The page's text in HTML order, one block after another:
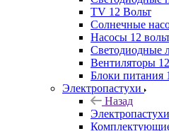
TV 12 Вольт
Солнечные
Насосы 12
Светодиодные
Вентиляторы
Блоки питания
Электропастухи
Назад
Электропастухи
Комплектующие